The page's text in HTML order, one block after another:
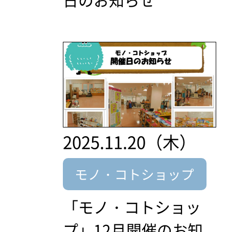
2025.11.20（木）
モノ・コトショップ
「モノ・コトショッ